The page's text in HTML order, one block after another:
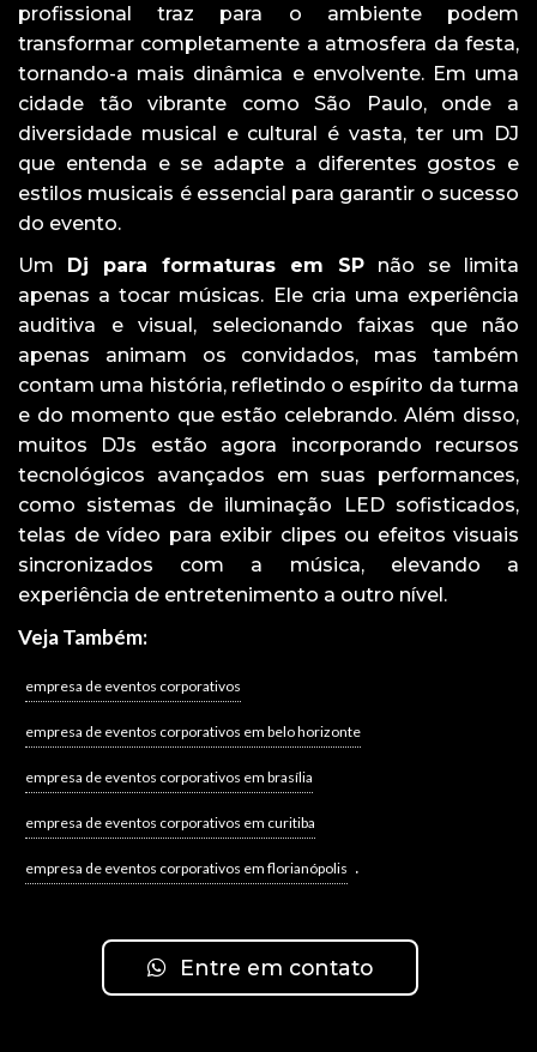
profissional traz para o ambiente podem
transformar completamente a atmosfera da festa,
tornando-a mais dinâmica e envolvente. Em uma
cidade tão vibrante como São Paulo, onde a
diversidade musical e cultural é vasta, ter um DJ
que entenda e se adapte a diferentes gostos e
estilos musicais é essencial para garantir o sucesso
do evento.
Um Dj para formaturas em SP não se limita
apenas a tocar músicas. Ele cria uma experiência
auditiva e visual, selecionando faixas que não
apenas animam os convidados, mas também
contam uma história, refletindo o espírito da turma
e do momento que estão celebrando. Além disso,
muitos DJs estão agora incorporando recursos
tecnológicos avançados em suas performances,
como sistemas de iluminação LED sofisticados,
telas de vídeo para exibir clipes ou efeitos visuais
sincronizados com a música, elevando a
experiência de entretenimento a outro nível.
Veja Também:
empresa de eventos corporativos
empresa de eventos corporativos em belo horizonte
empresa de eventos corporativos em brasília
empresa de eventos corporativos em curitiba
empresa de eventos corporativos em florianópolis .
Entre em contato